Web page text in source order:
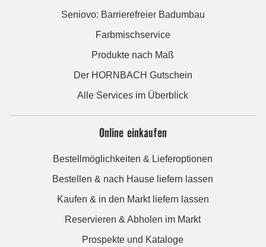
Seniovo: Barrierefreier Badumbau
Farbmischservice
Produkte nach Maß
Der HORNBACH Gutschein
Alle Services im Überblick
Online einkaufen
Bestellmöglichkeiten & Lieferoptionen
Bestellen & nach Hause liefern lassen
Kaufen & in den Markt liefern lassen
Reservieren & Abholen im Markt
Prospekte und Kataloge